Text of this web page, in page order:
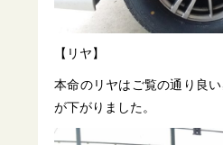
【リヤ】
本命のリヤはご覧の通り良
が下がりました。